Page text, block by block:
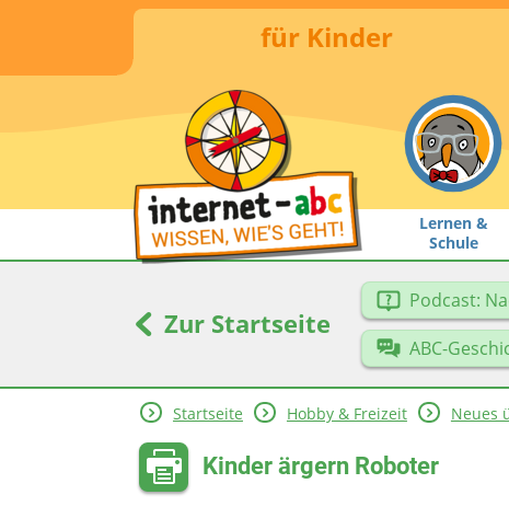
für Kinder
Lernen &
Schule
Zur Startseite
Podcast:
ABC-
Startseite Hobby & Freizeit Neues
Kinder ärgern Roboter